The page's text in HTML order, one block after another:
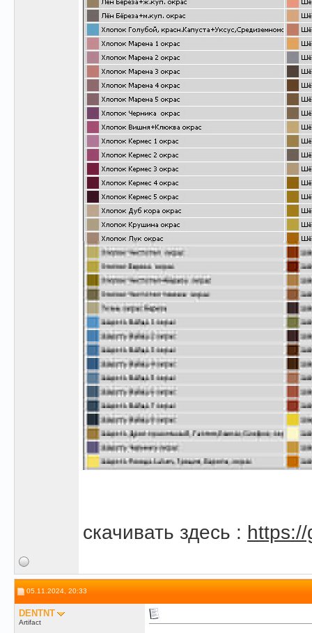
скачивать здесь :
05.11.2024, 20:33
DENTNT
Artifact